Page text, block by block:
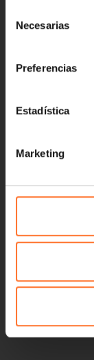
Necesarias
Preferencias
Estadística
Marketing